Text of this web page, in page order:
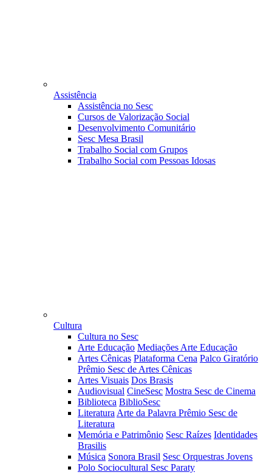
Assistência
Assistência no Sesc
Cursos de Valorização Social
Desenvolvimento Comunitário
Sesc Mesa Brasil
Trabalho Social com Grupos
Trabalho Social com Pessoas Idosas
Cultura
Cultura no Sesc
Arte Educação Mediações Arte Educação
Artes Cênicas Plataforma Cena Palco Giratório
Prêmio Sesc de Artes Cênicas
Artes Visuais Dos Brasis
Audiovisual CineSesc Mostra Sesc de Cinema
Biblioteca BiblioSesc
Literatura Arte da Palavra Prêmio Sesc de
Literatura
Memória e Patrimônio Sesc Raízes Identidades
Brasilis
Música Sonora Brasil Sesc Orquestras Jovens
Polo Sociocultural Sesc Paraty